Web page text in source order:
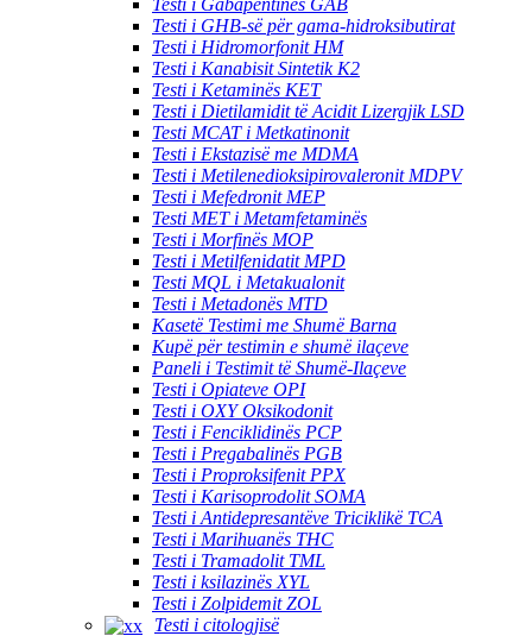
Testi i Gabapentinës GAB
Testi i GHB-së për gama-hidroksibutirat
Testi i Hidromorfonit HM
Testi i Kanabisit Sintetik K2
Testi i Ketaminës KET
Testi i Dietilamidit të Acidit Lizergjik LSD
Testi MCAT i Metkatinonit
Testi i Ekstazisë me MDMA
Testi i Metilenedioksipirovaleronit MDPV
Testi i Mefedronit MEP
Testi MET i Metamfetaminës
Testi i Morfinës MOP
Testi i Metilfenidatit MPD
Testi MQL i Metakualonit
Testi i Metadonës MTD
Kasetë Testimi me Shumë Barna
Kupë për testimin e shumë ilaçeve
Paneli i Testimit të Shumë-Ilaçeve
Testi i Opiateve OPI
Testi i OXY Oksikodonit
Testi i Fenciklidinës PCP
Testi i Pregabalinës PGB
Testi i Proproksifenit PPX
Testi i Karisoprodolit SOMA
Testi i Antidepresantëve Triciklikë TCA
Testi i Marihuanës THC
Testi i Tramadolit TML
Testi i ksilazinës XYL
Testi i Zolpidemit ZOL
Testi i citologjisë